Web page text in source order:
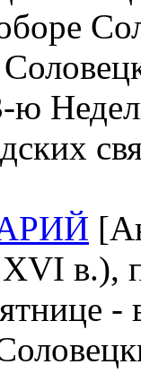
ю
XVI в.),
-